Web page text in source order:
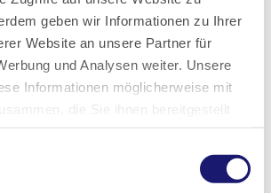
geben wir Informationen zu Ihrer
Website an unsere Partner für
und Analysen weiter. Unsere
Informationen möglicherweise mit
die Sie ihnen bereitgestellt
im Rahmen Ihrer Nutzung der Dienste